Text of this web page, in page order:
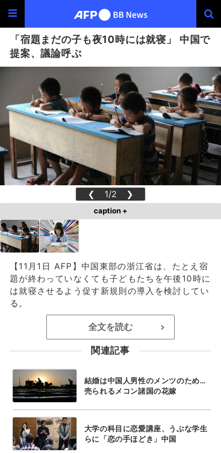
「宿題まだの子も夜10時には就寝」 中国で
提案、議論呼ぶ
❮ 1/2 ❯
caption +
【11月1日 AFP】中国東部の浙江省は、たとえ宿
題が終わっていなくても子どもたちを午後10時に
は就寝させるよう促す新規則の導入を検討してい
る。
全文を読む >
関連記事
結婚は中国人男性のメンツのため…
売られるメコン諸国の花嫁
大学の科目に恋愛講座、うぶな学生
らに「恋の手ほどき」中国